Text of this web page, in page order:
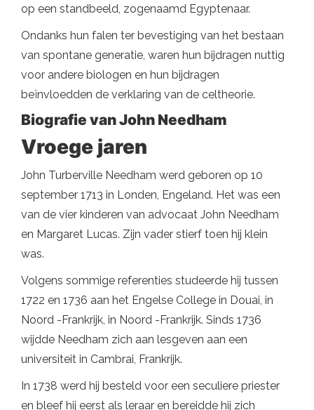
op een standbeeld, zogenaamd Egyptenaar.
Ondanks hun falen ter bevestiging van het bestaan ​​
van spontane generatie, waren hun bijdragen nuttig
voor andere biologen en hun bijdragen
beïnvloedden de verklaring van de celtheorie.
Biografie van John Needham
Vroege jaren
John Turberville Needham werd geboren op 10
september 1713 in Londen, Engeland. Het was een
van de vier kinderen van advocaat John Needham
en Margaret Lucas. Zijn vader stierf toen hij klein
was.
Volgens sommige referenties studeerde hij tussen
1722 en 1736 aan het Engelse College in Douai, in
Noord -Frankrijk, in Noord -Frankrijk. Sinds 1736
wijdde Needham zich aan lesgeven aan een
universiteit in Cambrai, Frankrijk.
In 1738 werd hij besteld voor een seculiere priester
en bleef hij eerst als leraar en bereidde hij zich